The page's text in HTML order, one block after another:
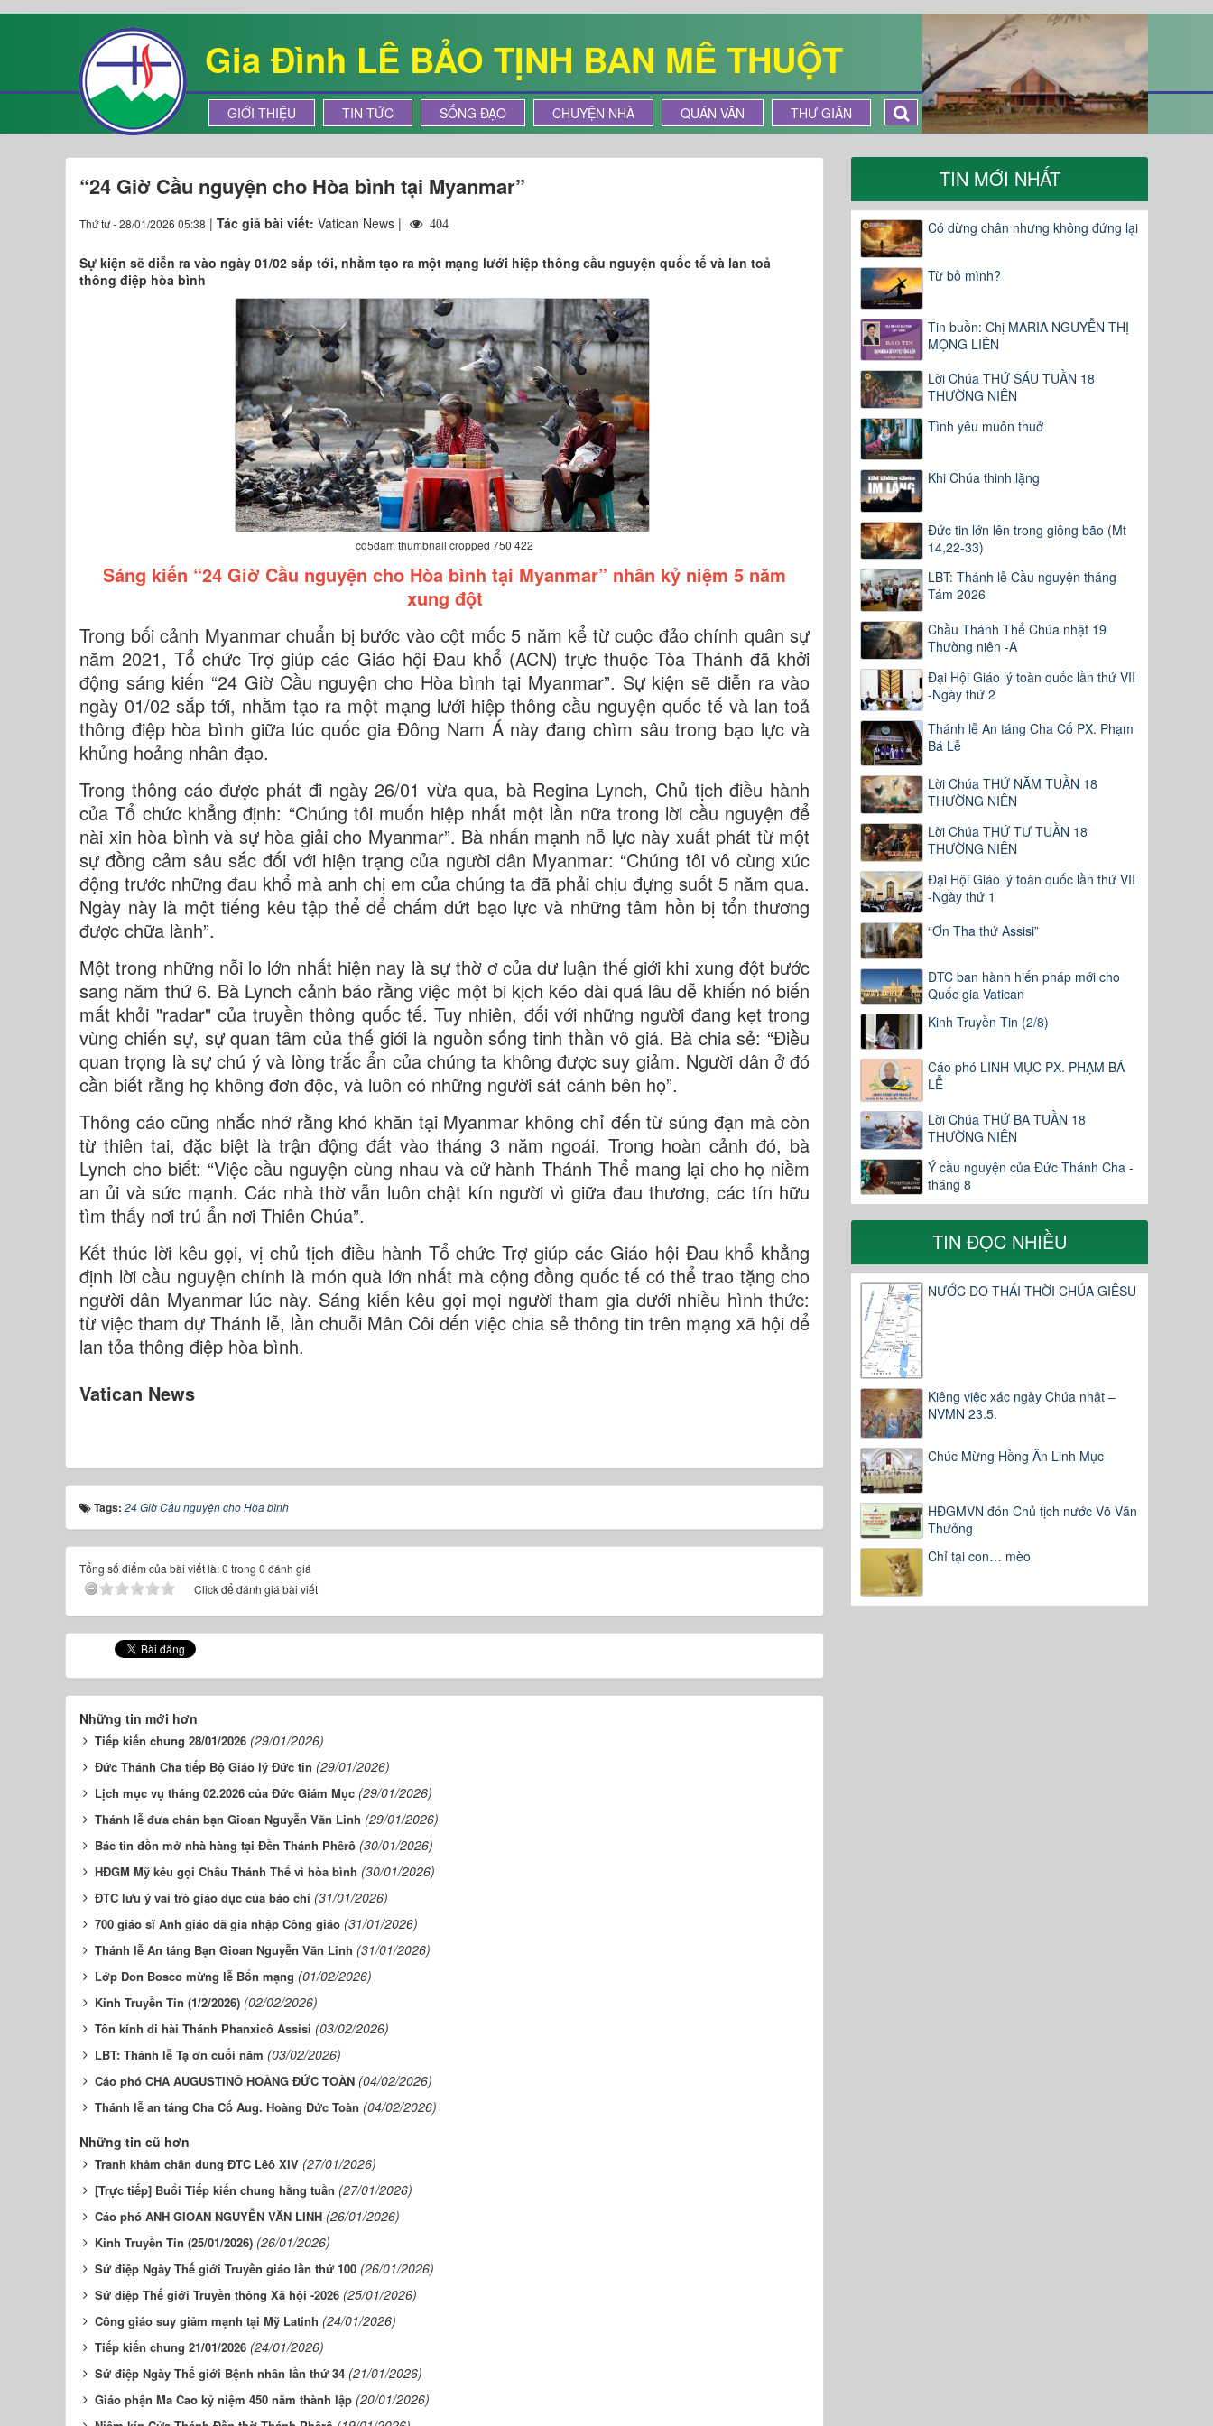
Gia Đình LÊ BẢO TỊNH BAN MÊ THUỘT
GIỚI THIỆU TIN TỨC SỐNG ĐẠO CHUYỆN NHÀ QUÁN VĂN THƯ GIÃN
“24 Giờ Cầu nguyện cho Hòa bình tại Myanmar”
Thứ tư - 28/01/2026 05:38 | Tác giả bài viết: Vatican News | 404
Sự kiện sẽ diễn ra vào ngày 01/02 sắp tới, nhằm tạo ra một mạng lưới hiệp thông cầu nguyện quốc tế và lan toả
thông điệp hòa bình
cq5dam thumbnail cropped 750 422
Sáng kiến “24 Giờ Cầu nguyện cho Hòa bình tại Myanmar” nhân kỷ niệm 5 năm
xung đột
Trong bối cảnh Myanmar chuẩn bị bước vào cột mốc 5 năm kể từ cuộc đảo chính quân sự
năm 2021, Tổ chức Trợ giúp các Giáo hội Đau khổ (ACN) trực thuộc Tòa Thánh đã khởi
động sáng kiến “24 Giờ Cầu nguyện cho Hòa bình tại Myanmar”. Sự kiện sẽ diễn ra vào
ngày 01/02 sắp tới, nhằm tạo ra một mạng lưới hiệp thông cầu nguyện quốc tế và lan toả
thông điệp hòa bình giữa lúc quốc gia Đông Nam Á này đang chìm sâu trong bạo lực và
khủng hoảng nhân đạo.
Trong thông cáo được phát đi ngày 26/01 vừa qua, bà Regina Lynch, Chủ tịch điều hành
của Tổ chức khẳng định: “Chúng tôi muốn hiệp nhất một lần nữa trong lời cầu nguyện để
nài xin hòa bình và sự hòa giải cho Myanmar”. Bà nhấn mạnh nỗ lực này xuất phát từ một
sự đồng cảm sâu sắc đối với hiện trạng của người dân Myanmar: “Chúng tôi vô cùng xúc
động trước những đau khổ mà anh chị em của chúng ta đã phải chịu đựng suốt 5 năm qua.
Ngày này là một tiếng kêu tập thể để chấm dứt bạo lực và những tâm hồn bị tổn thương
được chữa lành”.
Một trong những nỗi lo lớn nhất hiện nay là sự thờ ơ của dư luận thế giới khi xung đột bước
sang năm thứ 6. Bà Lynch cảnh báo rằng việc một bi kịch kéo dài quá lâu dễ khiến nó biến
mất khỏi "radar" của truyền thông quốc tế. Tuy nhiên, đối với những người đang kẹt trong
vùng chiến sự, sự quan tâm của thế giới là nguồn sống tinh thần vô giá. Bà chia sẻ: “Điều
quan trọng là sự chú ý và lòng trắc ẩn của chúng ta không được suy giảm. Người dân ở đó
cần biết rằng họ không đơn độc, và luôn có những người sát cánh bên họ”.
Thông cáo cũng nhắc nhớ rằng khó khăn tại Myanmar không chỉ đến từ súng đạn mà còn
từ thiên tai, đặc biệt là trận động đất vào tháng 3 năm ngoái. Trong hoàn cảnh đó, bà
Lynch cho biết: “Việc cầu nguyện cùng nhau và cử hành Thánh Thể mang lại cho họ niềm
an ủi và sức mạnh. Các nhà thờ vẫn luôn chật kín người vì giữa đau thương, các tín hữu
tìm thấy nơi trú ẩn nơi Thiên Chúa”.
Kết thúc lời kêu gọi, vị chủ tịch điều hành Tổ chức Trợ giúp các Giáo hội Đau khổ khẳng
định lời cầu nguyện chính là món quà lớn nhất mà cộng đồng quốc tế có thể trao tặng cho
người dân Myanmar lúc này. Sáng kiến kêu gọi mọi người tham gia dưới nhiều hình thức:
từ việc tham dự Thánh lễ, lần chuỗi Mân Côi đến việc chia sẻ thông tin trên mạng xã hội để
lan tỏa thông điệp hòa bình.
Vatican News
Tags: 24 Giờ Cầu nguyện cho Hòa bình
Tổng số điểm của bài viết là: 0 trong 0 đánh giá
Click để đánh giá bài viết
Những tin mới hơn
Tiếp kiến chung 28/01/2026 (29/01/2026)
Đức Thánh Cha tiếp Bộ Giáo lý Đức tin (29/01/2026)
Lịch mục vụ tháng 02.2026 của Đức Giám Mục (29/01/2026)
Thánh lễ đưa chân bạn Gioan Nguyễn Văn Linh (29/01/2026)
Bác tin đồn mở nhà hàng tại Đền Thánh Phêrô (30/01/2026)
HĐGM Mỹ kêu gọi Chầu Thánh Thể vì hòa bình (30/01/2026)
ĐTC lưu ý vai trò giáo dục của báo chí (31/01/2026)
700 giáo sĩ Anh giáo đã gia nhập Công giáo (31/01/2026)
Thánh lễ An táng Bạn Gioan Nguyễn Văn Linh (31/01/2026)
Lớp Don Bosco mừng lễ Bổn mạng (01/02/2026)
Kinh Truyền Tin (1/2/2026) (02/02/2026)
Tôn kính di hài Thánh Phanxicô Assisi (03/02/2026)
LBT: Thánh lễ Tạ ơn cuối năm (03/02/2026)
Cáo phó CHA AUGUSTINÔ HOÀNG ĐỨC TOÀN (04/02/2026)
Thánh lễ an táng Cha Cố Aug. Hoàng Đức Toàn (04/02/2026)
Những tin cũ hơn
Tranh khảm chân dung ĐTC Lêô XIV (27/01/2026)
[Trực tiếp] Buổi Tiếp kiến chung hằng tuần (27/01/2026)
Cáo phó ANH GIOAN NGUYỄN VĂN LINH (26/01/2026)
Kinh Truyền Tin (25/01/2026) (26/01/2026)
Sứ điệp Ngày Thế giới Truyền giáo lần thứ 100 (26/01/2026)
Sứ điệp Thế giới Truyền thông Xã hội -2026 (25/01/2026)
Công giáo suy giảm mạnh tại Mỹ Latinh (24/01/2026)
Tiếp kiến chung 21/01/2026 (24/01/2026)
Sứ điệp Ngày Thế giới Bệnh nhân lần thứ 34 (21/01/2026)
Giáo phận Ma Cao kỷ niệm 450 năm thành lập (20/01/2026)
TIN MỚI NHẤT
Có dừng chân nhưng không đứng lại
Từ bỏ mình?
Tin buồn: Chị MARIA NGUYỄN THỊ
MỘNG LIÊN
Lời Chúa THỨ SÁU TUẦN 18
THƯỜNG NIÊN
Tình yêu muôn thuở
Khi Chúa thinh lặng
Đức tin lớn lên trong giông bão (Mt
14,22-33)
LBT: Thánh lễ Cầu nguyện tháng
Tám 2026
Chầu Thánh Thể Chúa nhật 19
Thường niên -A
Đại Hội Giáo lý toàn quốc lần thứ VII
-Ngày thứ 2
Thánh lễ An táng Cha Cố PX. Phạm
Bá Lễ
Lời Chúa THỨ NĂM TUẦN 18
THƯỜNG NIÊN
Lời Chúa THỨ TƯ TUẦN 18
THƯỜNG NIÊN
Đại Hội Giáo lý toàn quốc lần thứ VII
-Ngày thứ 1
“Ơn Tha thứ Assisi”
ĐTC ban hành hiến pháp mới cho
Quốc gia Vatican
Kinh Truyền Tin (2/8)
Cáo phó LINH MỤC PX. PHẠM BÁ
LỄ
Lời Chúa THỨ BA TUẦN 18
THƯỜNG NIÊN
Ý cầu nguyện của Đức Thánh Cha -
tháng 8
TIN ĐỌC NHIỀU
NƯỚC DO THÁI THỜI CHÚA GIÊSU
Kiêng việc xác ngày Chúa nhật –
NVMN 23.5.
Chúc Mừng Hồng Ân Linh Mục
HĐGMVN đón Chủ tịch nước Võ Văn
Thưởng
Chỉ tại con… mèo